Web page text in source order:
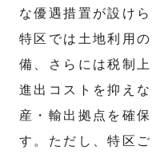
な優遇措置が設け
特区では土地利用
備、さらには税制
進出コストを抑え
産・輸出拠点を確
す。ただし、特区